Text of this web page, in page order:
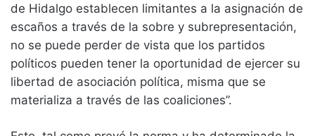
de Hidalgo establecen limitantes a la asignación de
escaños a través de la sobre y subrepresentación,
no se puede perder de vista que los partidos
políticos pueden tener la oportunidad de ejercer su
libertad de asociación política, misma que se
materializa a través de las coaliciones”.